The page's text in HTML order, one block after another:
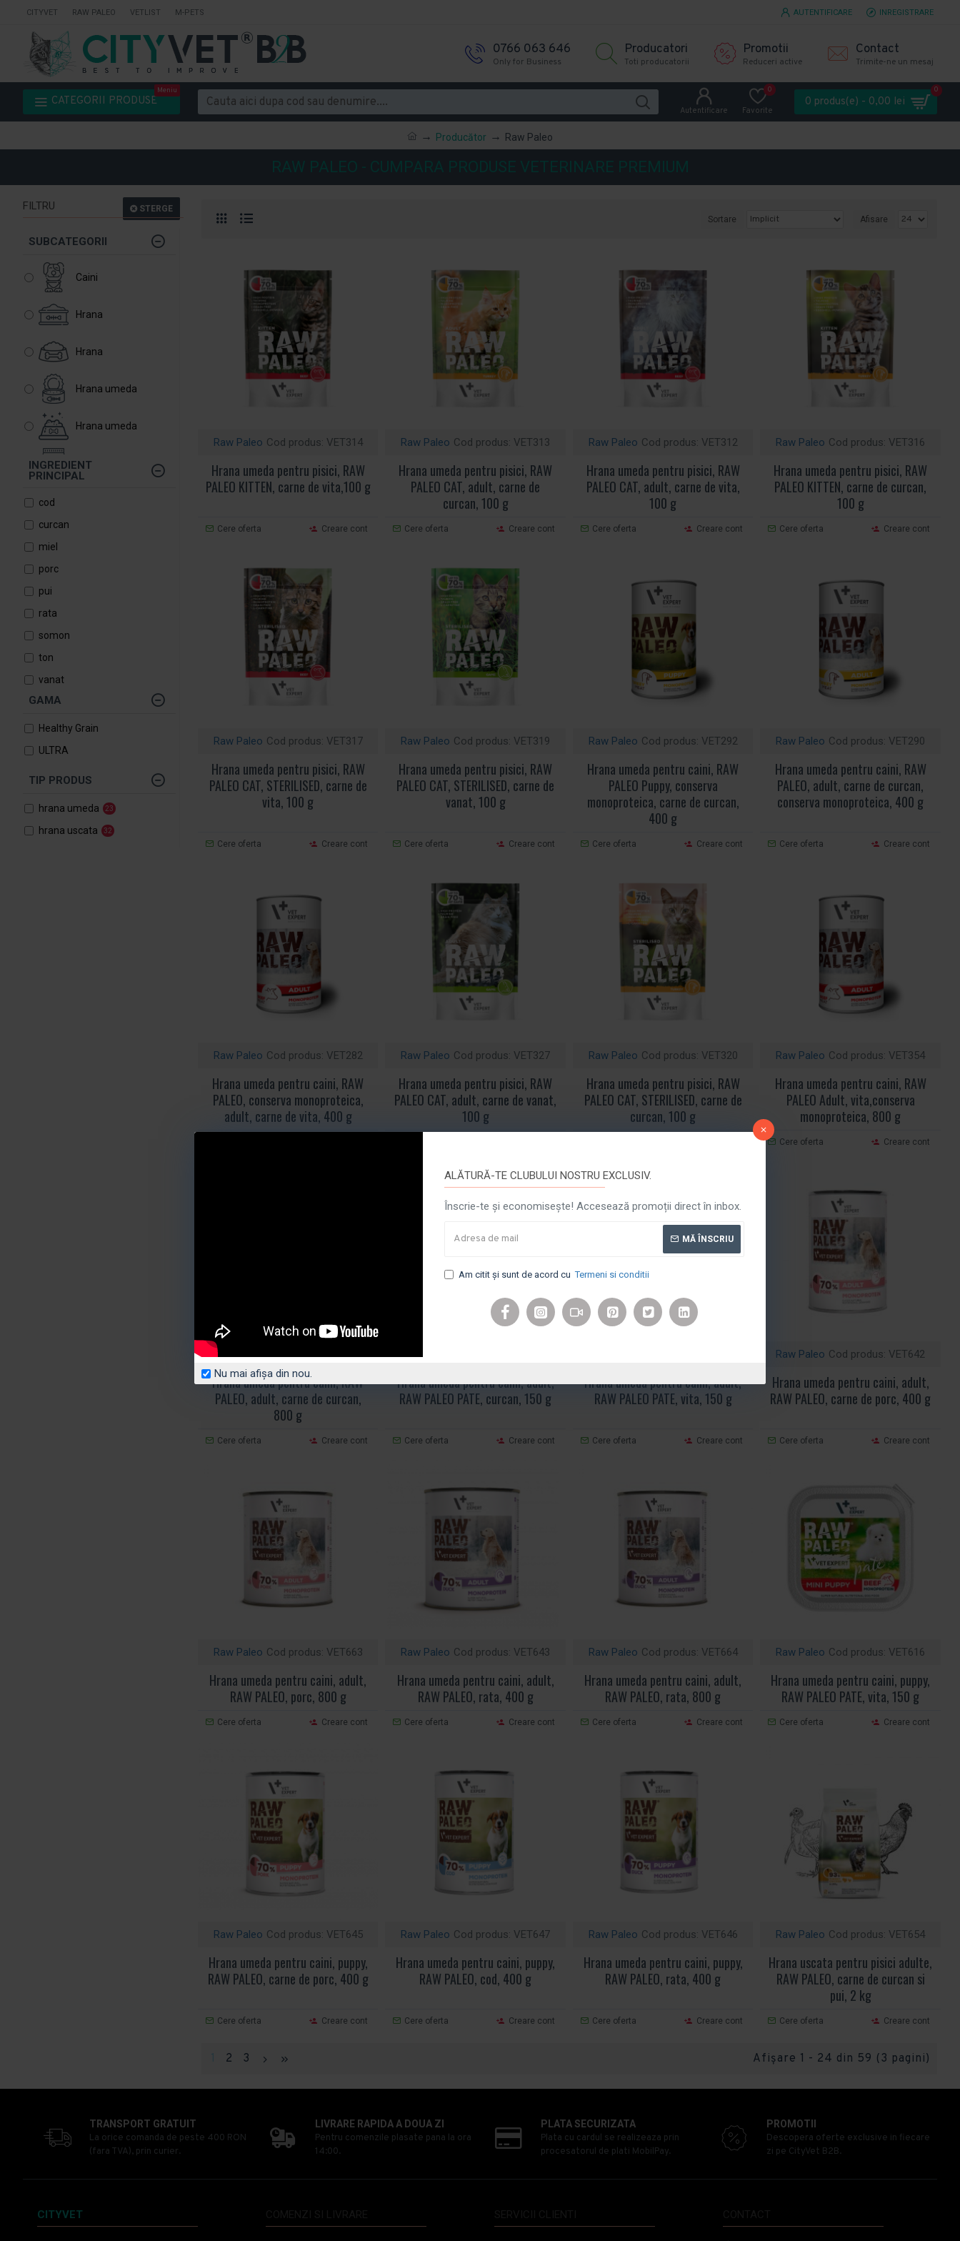
ALĂTURĂ-TE CLUBULUI NOSTRU EXCLUSIV.
Înscrie-te și economisește! Accesează promoții direct în inbox.
MĂ ÎNSCRIU
Am citit şi sunt de acord cu Termeni si conditii
Nu mai afișa din nou.
CITYVET RAW PALEO VETLIST M-PETS AUTENTIFICARE INREGISTRARE
0766 063 646
Only for Business
Producatori
Toti producatorii
Promotii
Reduceri active
Contact
Trimite-ne un mesaj
CATEGORII PRODUSE
Meniu
Autentificare Favorite
0
0 produs(e) - 0,00 lei
0
Producător Raw Paleo
RAW PALEO - CUMPARA PRODUSE VETERINARE PREMIUM
FILTRU STERGE
SUBCATEGORII
Caini
Hrana
Hrana
Hrana umeda
Hrana umeda
Hrana uscata
INGREDIENT
PRINCIPAL
cod
curcan
miel
porc
pui
rata
somon
ton
vanat
vita
GAMA
Healthy Grain
ULTRA
TIP PRODUS
hrana umeda 23
hrana uscata 32
Sortare Afisare
Raw Paleo Cod produs: VET314
Hrana umeda pentru pisici, RAW
PALEO KITTEN, carne de vita,100 g
Cere oferta Creare cont
Raw Paleo Cod produs: VET313
Hrana umeda pentru pisici, RAW
PALEO CAT, adult, carne de
curcan, 100 g
Cere oferta Creare cont
Raw Paleo Cod produs: VET312
Hrana umeda pentru pisici, RAW
PALEO CAT, adult, carne de vita,
100 g
Cere oferta Creare cont
Raw Paleo Cod produs: VET316
Hrana umeda pentru pisici, RAW
PALEO KITTEN, carne de curcan,
100 g
Cere oferta Creare cont
Raw Paleo Cod produs: VET317
Hrana umeda pentru pisici, RAW
PALEO CAT, STERILISED, carne de
vita, 100 g
Cere oferta Creare cont
Raw Paleo Cod produs: VET319
Hrana umeda pentru pisici, RAW
PALEO CAT, STERILISED, carne de
vanat, 100 g
Cere oferta Creare cont
Raw Paleo Cod produs: VET292
Hrana umeda pentru caini, RAW
PALEO Puppy, conserva
monoproteica, carne de curcan,
400 g
Cere oferta Creare cont
Raw Paleo Cod produs: VET290
Hrana umeda pentru caini, RAW
PALEO, adult, carne de curcan,
conserva monoproteica, 400 g
Cere oferta Creare cont
Raw Paleo Cod produs: VET282
Hrana umeda pentru caini, RAW
PALEO, conserva monoproteica,
adult, carne de vita, 400 g
Raw Paleo Cod produs: VET327
Hrana umeda pentru pisici, RAW
PALEO CAT, adult, carne de vanat,
100 g
Raw Paleo Cod produs: VET320
Hrana umeda pentru pisici, RAW
PALEO CAT, STERILISED, carne de
curcan, 100 g
Raw Paleo Cod produs: VET354
Hrana umeda pentru caini, RAW
PALEO Adult, vita,conserva
monoproteica, 800 g
Cere oferta Creare cont
Raw Paleo Cod produs: VET355
Hrana umeda pentru caini, RAW
PALEO, adult, carne de curcan,
800 g
Cere oferta Creare cont
Raw Paleo
Hrana umeda pentru caini, adult,
RAW PALEO PATE, curcan, 150 g
Cere oferta Creare cont
Hrana umeda pentru caini, adult,
RAW PALEO PATE, vita, 150 g
Cere oferta Creare cont
Raw Paleo Cod produs: VET642
Hrana umeda pentru caini, adult,
RAW PALEO, carne de porc, 400 g
Cere oferta Creare cont
Raw Paleo Cod produs: VET663
Hrana umeda pentru caini, adult,
RAW PALEO, porc, 800 g
Cere oferta Creare cont
Raw Paleo Cod produs: VET643
Hrana umeda pentru caini, adult,
RAW PALEO, rata, 400 g
Cere oferta Creare cont
Raw Paleo Cod produs: VET664
Hrana umeda pentru caini, adult,
RAW PALEO, rata, 800 g
Cere oferta Creare cont
Raw Paleo Cod produs: VET616
Hrana umeda pentru caini, puppy,
RAW PALEO PATE, vita, 150 g
Cere oferta Creare cont
Raw Paleo Cod produs: VET645
Hrana umeda pentru caini, puppy,
RAW PALEO, carne de porc, 400 g
Cere oferta Creare cont
Raw Paleo Cod produs: VET647
Hrana umeda pentru caini, puppy,
RAW PALEO, cod, 400 g
Cere oferta Creare cont
Raw Paleo Cod produs: VET646
Hrana umeda pentru caini, puppy,
RAW PALEO, rata, 400 g
Cere oferta Creare cont
Raw Paleo Cod produs: VET654
Hrana uscata pentru pisici adulte,
RAW PALEO, carne de curcan si
pui, 2 kg
Cere oferta Creare cont
1 2 3 Afişare 1 - 24 din 59 (3 pagini)
TRANSPORT GRATUIT
La orice comanda de peste 400 RON
(fara TVA), prin curier.
LIVRARE RAPIDA A DOUA ZI
Pentru comenzile plasate pana la ora
14:00.
PLATA SECURIZATA
Plata cu cardul se realizeaza prin
procesatorul de plati MobilPay.
PROMOTII
Descopera oferte exclusive in fiecare
zi pe CityVet B2B.
CITYVET